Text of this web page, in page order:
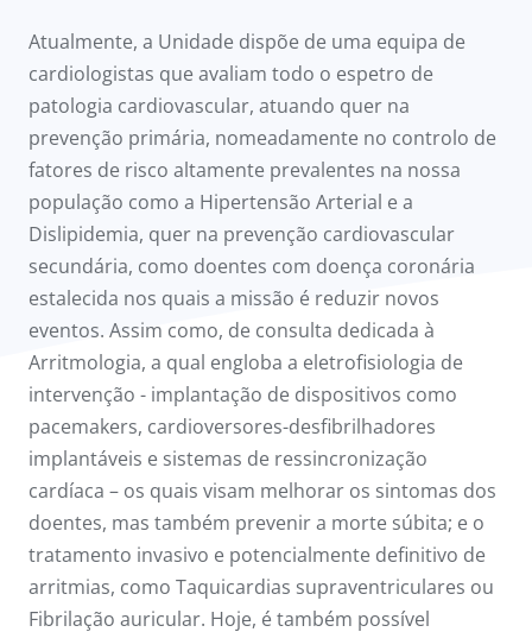
Atualmente, a Unidade dispõe de uma equipa de
cardiologistas que avaliam todo o espetro de
patologia cardiovascular, atuando quer na
prevenção primária, nomeadamente no controlo de
fatores de risco altamente prevalentes na nossa
população como a Hipertensão Arterial e a
Dislipidemia, quer na prevenção cardiovascular
secundária, como doentes com doença coronária
estalecida nos quais a missão é reduzir novos
eventos. Assim como, de consulta dedicada à
Arritmologia, a qual engloba a eletrofisiologia de
intervenção - implantação de dispositivos como
pacemakers, cardioversores-desfibrilhadores
implantáveis e sistemas de ressincronização
cardíaca – os quais visam melhorar os sintomas dos
doentes, mas também prevenir a morte súbita; e o
tratamento invasivo e potencialmente definitivo de
arritmias, como Taquicardias supraventriculares ou
Fibrilação auricular. Hoje, é também possível